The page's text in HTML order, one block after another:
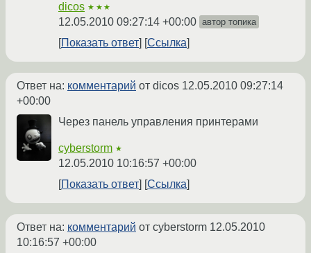
dicos ★★★
12.05.2010 09:27:14 +00:00 автор топика
Показать ответ Ссылка
Ответ на: комментарий от dicos 12.05.2010 09:27:14
+00:00
Через панель управления принтерами
cyberstorm ★
12.05.2010 10:16:57 +00:00
Показать ответ
Ссылка
Ответ на: комментарий от cyberstorm 12.05.2010
10:16:57 +00:00